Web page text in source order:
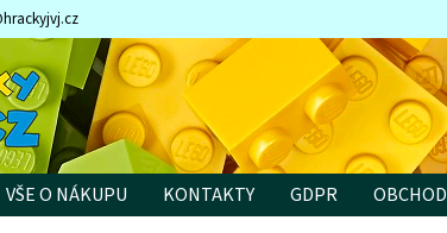
hrackyjvj.cz
VŠE O NÁKUPU KONTAKTY GDPR